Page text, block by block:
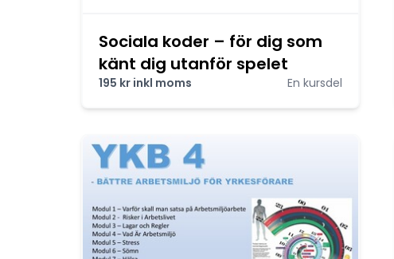
Sociala koder – för dig som
känt dig utanför spelet
195 kr inkl moms En kursdel